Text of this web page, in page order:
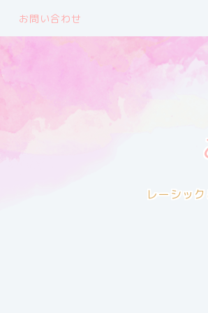
お問い合わせ
レーシッ